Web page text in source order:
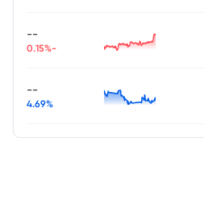
--
-0.15%
--
4.69%